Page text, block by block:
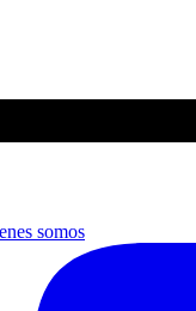
somos